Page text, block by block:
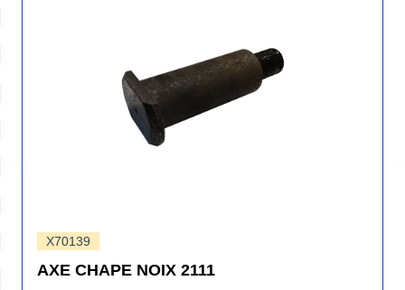
X70139
AXE CHAPE NOIX 2111